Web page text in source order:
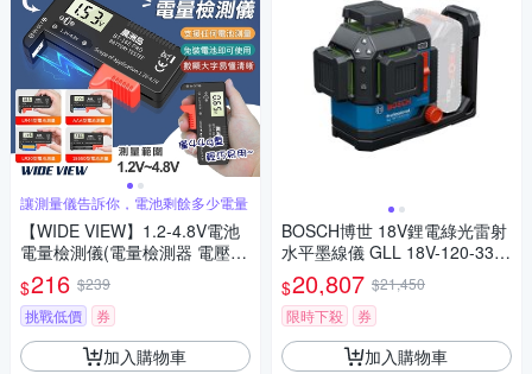
讓測量儀告訴你，電池剩餘多少電量
【WIDE VIEW】1.2-4.8V電池
電量檢測儀(電量檢測器 電壓測
量器 電池電壓 測電儀/BT-168P
RO)
$216 $239
挑戰低價
券
加入購物車
BOSCH博世 18V鋰電綠光雷射
水平墨線儀 GLL 18V-120-33 C
G
$20,807 $21,450
限時下殺
券
加入購物車